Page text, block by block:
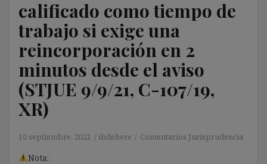
calificado como tiempo de
trabajo si exige una
reincorporación en 2
minutos desde el aviso
(STJUE 9/9/21, C-107/19,
XR)
10 septiembre, 2021 ibdehere Comentarios Jurisprudencia
Nota: